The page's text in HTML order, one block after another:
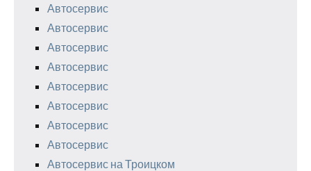
Автосервис
Автосервис
Автосервис
Автосервис
Автосервис
Автосервис
Автосервис
Автосервис
Автосервис на Троицком